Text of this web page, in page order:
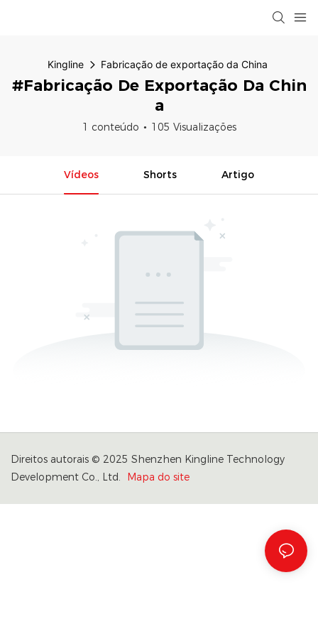
Kingline Fabricação de exportação da China
#Fabricação De Exportação Da Chin
A
1 conteúdo 105 Visualizações
Vídeos Shorts Artigo
Direitos autorais © 2025 Shenzhen Kingline Technology
Development Co., Ltd.
Mapa do site